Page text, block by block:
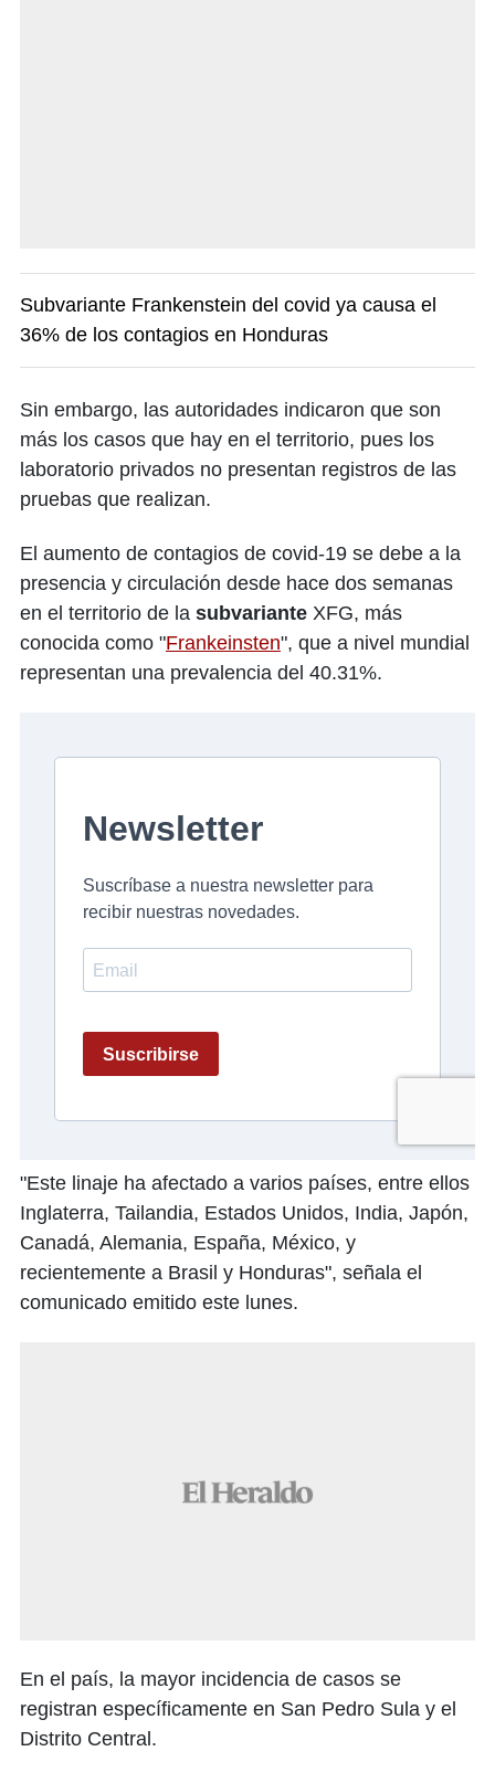
Subvariante Frankenstein del covid ya causa el
36% de los contagios en Honduras
Sin embargo, las autoridades indicaron que son
más los casos que hay en el territorio, pues los
laboratorio privados no presentan registros de las
pruebas que realizan.
El aumento de contagios de covid-19 se debe a la
presencia y circulación desde hace dos semanas
en el territorio de la subvariante XFG, más
conocida como "Frankeinsten", que a nivel mundial
representan una prevalencia del 40.31%.
"Este linaje ha afectado a varios países, entre ellos
Inglaterra, Tailandia, Estados Unidos, India, Japón,
Canadá, Alemania, España, México, y
recientemente a Brasil y Honduras", señala el
comunicado emitido este lunes.
En el país, la mayor incidencia de casos se
registran específicamente en San Pedro Sula y el
Distrito Central.